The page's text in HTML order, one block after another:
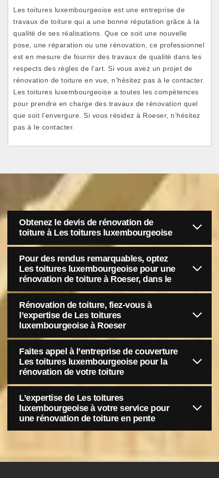
Les toitures luxembourgeoise est une entreprise de
travaux de toiture qui a une bonne réputation grâce à la
qualité de ses réalisations. Que ce soit une nouvelle
pose, une réparation ou une rénovation, ce professionnel
est en mesure de fournir des travaux de qualité dans les
respects des règles de l’art. Si vous avez un projet de
rénovation de toiture en vue, n’hésitez pas à le contacter.
Les toitures luxembourgeoise a toutes les compétences
pour prendre en charge des travaux de rénovation quel
que soit l’envergure. Si vous résidez à Roeser, n’hésitez
pas à le contacter.
Obtenez le devis de rénovation de
toiture à Les toitures luxembourgeoise
Pour des rendus remarquables, optez
Les toitures luxembourgeoise pour une
rénovation de toiture à Roeser, dans le
Rénovation de toiture, fiez-vous à
l’expertise de Les toitures
luxembourgeoise à Roeser
Faites appel à l’entreprise de couverture
Les toitures luxembourgeoise pour la
rénovation de votre toiture
L’expertise de Les toitures
luxembourgeoise à votre service pour
une rénovation de toiture en pente